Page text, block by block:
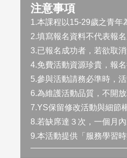
注意事項
1.本課程以15-29歲之青年
2.填寫報名資料不代表報
3.已報名成功者，若欲取
4.免費活動資源珍貴，報
5.參與活動請務必準時，
6.為維護活動品質，不開放
7.YS保留修改活動與細節
8.若缺席達３次，一個月
9.本活動提供「服務學習